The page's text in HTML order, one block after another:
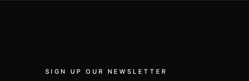
SIGN UP OUR NEWSLETTER